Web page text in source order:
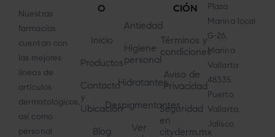
Nuestras
farmacias
cuentan con
las mejores
líneas de
artículos
dermatológicos,
así como
personal
O
Inicio
Productos
Contacto
y
Ubicación
Blog
Antiedad
Higiene
personal
Hidratantes
Despigmentantes
Ver
CIÓN
Términos y
condiciones
Aviso de
Privacidad
Seguridad
en
cityderm.mx
Plaza
Marina local
G-26,
Marina
Vallarta
48335
Puerto
Vallarta,
Jalisco